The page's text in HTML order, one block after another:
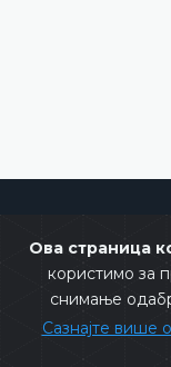
Ова страница
користимо за
снимање
Сазнајте више
Copyrights @